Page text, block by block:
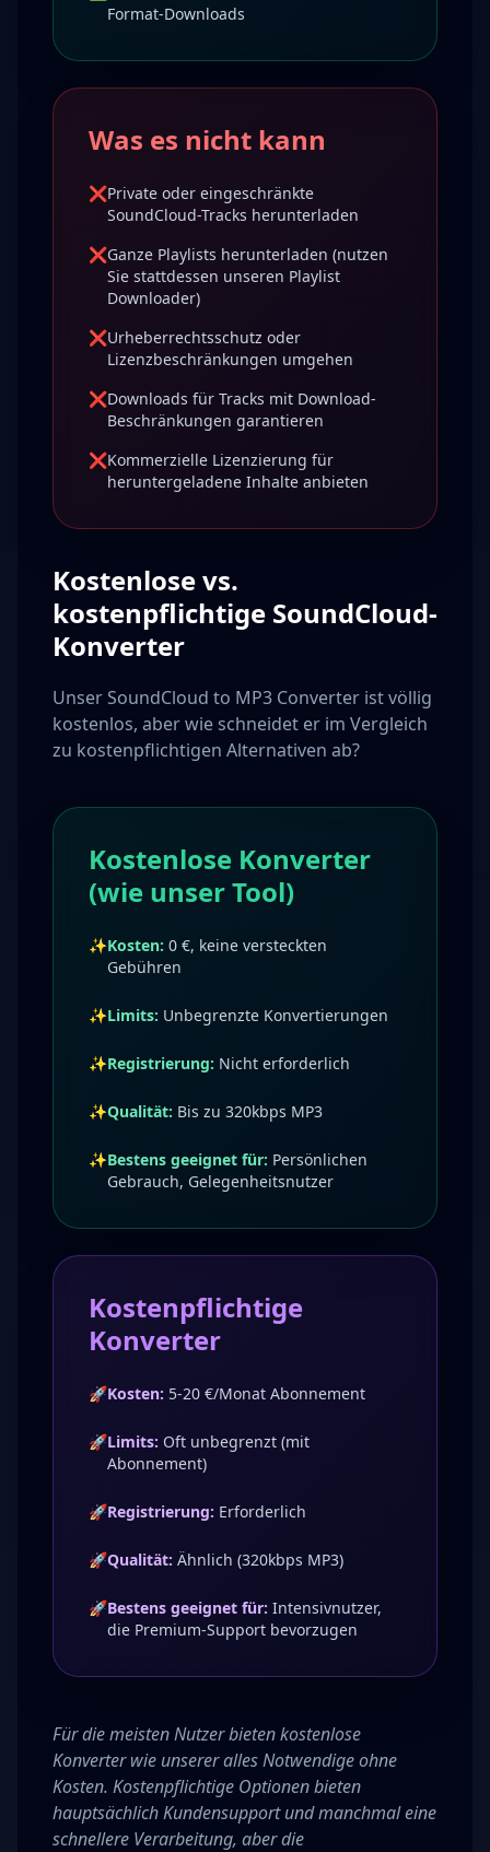
Format-Downloads
Was es nicht kann
❌Private oder eingeschränkte
SoundCloud-Tracks herunterladen
❌Ganze Playlists herunterladen (nutzen
Sie stattdessen unseren Playlist
Downloader)
❌Urheberrechtsschutz oder
Lizenzbeschränkungen umgehen
❌Downloads für Tracks mit Download-
Beschränkungen garantieren
❌Kommerzielle Lizenzierung für
heruntergeladene Inhalte anbieten
Kostenlose vs.
kostenpflichtige SoundCloud-
Konverter
Unser SoundCloud to MP3 Converter ist völlig
kostenlos, aber wie schneidet er im Vergleich
zu kostenpflichtigen Alternativen ab?
Kostenlose Konverter
(wie unser Tool)
✨Kosten: 0 €, keine versteckten
Gebühren
✨Limits: Unbegrenzte Konvertierungen
✨Registrierung: Nicht erforderlich
✨Qualität: Bis zu 320kbps MP3
✨Bestens geeignet für: Persönlichen
Gebrauch, Gelegenheitsnutzer
Kostenpflichtige
Konverter
🚀Kosten: 5-20 €/Monat Abonnement
🚀Limits: Oft unbegrenzt (mit
Abonnement)
🚀Registrierung: Erforderlich
🚀Qualität: Ähnlich (320kbps MP3)
🚀Bestens geeignet für: Intensivnutzer,
die Premium-Support bevorzugen
Für die meisten Nutzer bieten kostenlose
Konverter wie unserer alles Notwendige ohne
Kosten. Kostenpflichtige Optionen bieten
hauptsächlich Kundensupport und manchmal eine
schnellere Verarbeitung, aber die